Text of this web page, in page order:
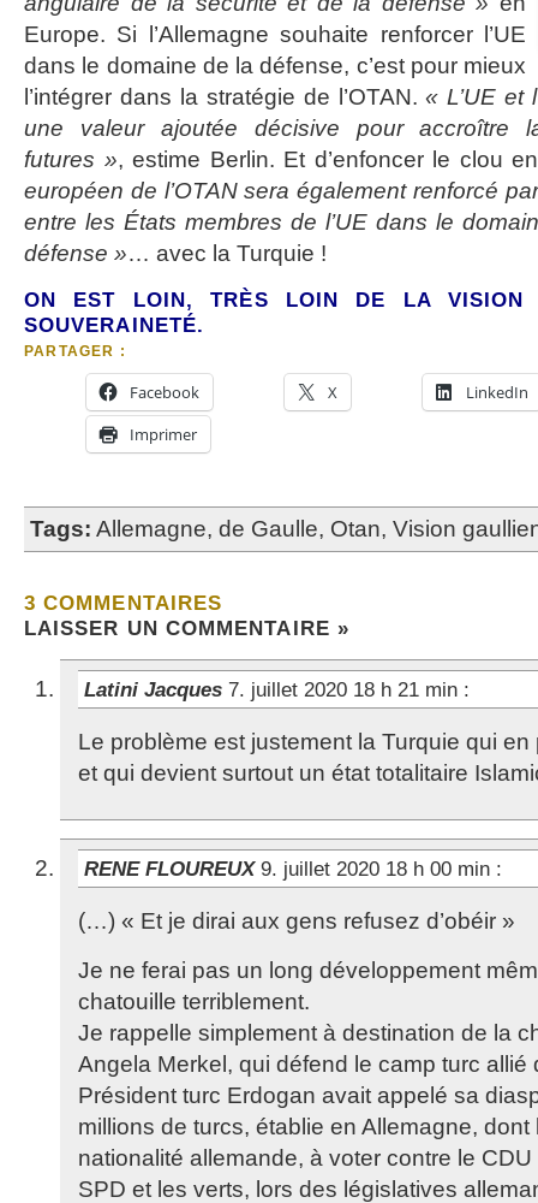
Europe. Si l’Allemagne souhaite renforcer l’UE
dans le domaine de la défense, c’est pour mieux
l’intégrer dans la stratégie de l’OTAN.« L’UE et
une valeur ajoutée décisive pour accroître
futures », estime Berlin. Et d’enfoncer le clou
européen de l’OTAN sera également renforcé
entre les États membres de l’UE dans le
défense »… avec la Turquie !
ON EST LOIN, TRÈS LOIN DE LA VISION
SOUVERAINETÉ.
PARTAGER :
Facebook X
LinkedIn
Imprimer
Tags: Allemagne, de Gaulle, Otan, Vision
3 COMMENTAIRES
LAISSER UN COMMENTAIRE »
Latini Jacques 7. juillet 2020 18 h 21 min :
Le problème est justement la Turquie qui
et qui devient surtout un état totalitaire
RENE FLOUREUX 9. juillet 2020 18 h 00 min :
(…) « Et je dirai aux gens refusez d’obéir »
Je ne ferai pas un long développement
chatouille terriblement.
Je rappelle simplement à destination de la
Angela Merkel, qui défend le camp turc allié
Président turc Erdogan avait appelé sa
millions de turcs, établie en Allemagne,
nationalité allemande, à voter contre le
SPD et les verts, lors des législatives